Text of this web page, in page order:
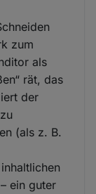
zum
als
rät, das
der
(als z. B.
ein guter